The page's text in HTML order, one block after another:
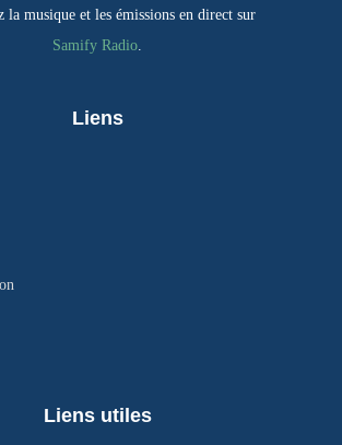
la musique et les émissions en direct sur
Samify Radio
Liens
Liens utiles